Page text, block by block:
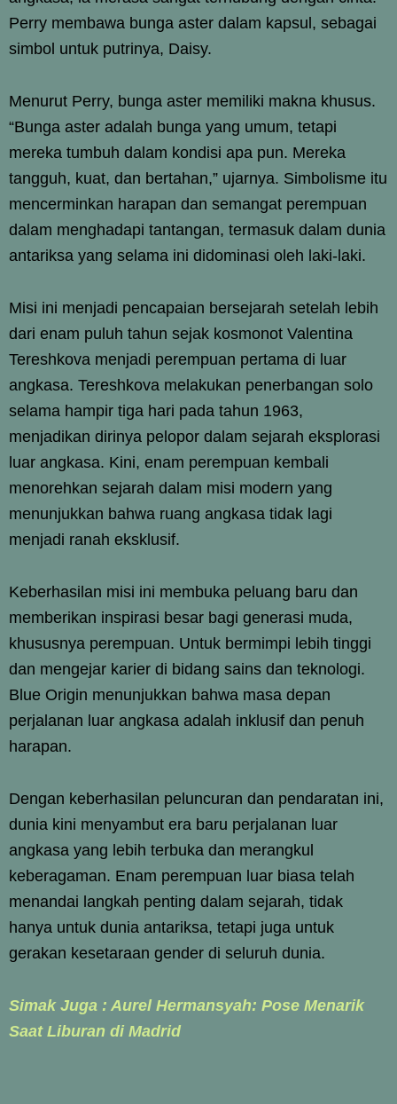
Perry membawa bunga aster dalam kapsul, sebagai
simbol untuk putrinya, Daisy.
Menurut Perry, bunga aster memiliki makna khusus.
“Bunga aster adalah bunga yang umum, tetapi
mereka tumbuh dalam kondisi apa pun. Mereka
tangguh, kuat, dan bertahan,” ujarnya. Simbolisme itu
mencerminkan harapan dan semangat perempuan
dalam menghadapi tantangan, termasuk dalam dunia
antariksa yang selama ini didominasi oleh laki-laki.
Misi ini menjadi pencapaian bersejarah setelah lebih
dari enam puluh tahun sejak kosmonot Valentina
Tereshkova menjadi perempuan pertama di luar
angkasa. Tereshkova melakukan penerbangan solo
selama hampir tiga hari pada tahun 1963,
menjadikan dirinya pelopor dalam sejarah eksplorasi
luar angkasa. Kini, enam perempuan kembali
menorehkan sejarah dalam misi modern yang
menunjukkan bahwa ruang angkasa tidak lagi
menjadi ranah eksklusif.
Keberhasilan misi ini membuka peluang baru dan
memberikan inspirasi besar bagi generasi muda,
khususnya perempuan. Untuk bermimpi lebih tinggi
dan mengejar karier di bidang sains dan teknologi.
Blue Origin menunjukkan bahwa masa depan
perjalanan luar angkasa adalah inklusif dan penuh
harapan.
Dengan keberhasilan peluncuran dan pendaratan ini,
dunia kini menyambut era baru perjalanan luar
angkasa yang lebih terbuka dan merangkul
keberagaman. Enam perempuan luar biasa telah
menandai langkah penting dalam sejarah, tidak
hanya untuk dunia antariksa, tetapi juga untuk
gerakan kesetaraan gender di seluruh dunia.
Simak Juga : Aurel Hermansyah: Pose Menarik
Saat Liburan di Madrid